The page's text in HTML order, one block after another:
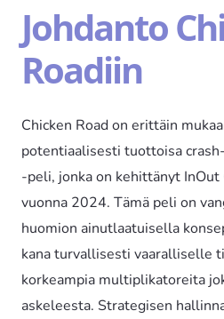
Johdanto
Roadiin
Chicken Road on erittäin
potentiaalisesti tuottoisa
-peli, jonka on kehittänyt
vuonna 2024. Tämä peli on
huomion ainutlaatuisella
kana turvallisesti vaaralliselle
korkeampia multiplikatoreita
askeleesta. Strategisen